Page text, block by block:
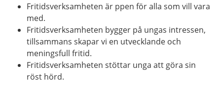
Fritidsverksamheten är ppen för alla som vill vara
med.
Fritidsverksamheten bygger på ungas intressen,
tillsammans skapar vi en utvecklande och
meningsfull fritid.
Fritidsverksamheten stöttar unga att göra sin
röst hörd.